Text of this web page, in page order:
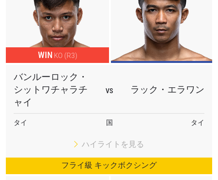
WIN KO (R3)
バンルーロック・
シットワチャラチ
ャイ
VS ラック・エラワン
タイ 国 タイ
ハイライトを見る
フライ級 キックボクシング